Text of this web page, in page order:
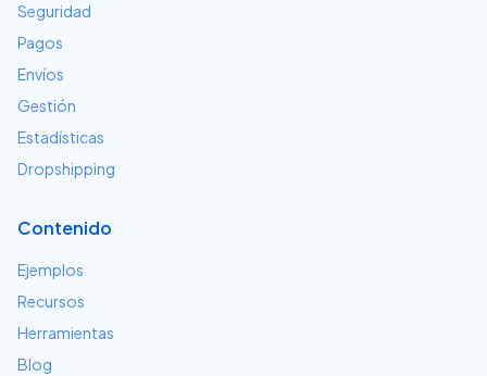
Seguridad
Pagos
Envíos
Gestión
Estadísticas
Dropshipping
Contenido
Ejemplos
Recursos
Herramientas
Blog